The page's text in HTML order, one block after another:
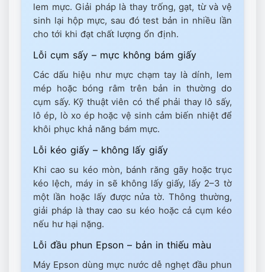
lem mực. Giải pháp là thay trống, gạt, từ và vệ
sinh lại hộp mực, sau đó test bản in nhiều lần
cho tới khi đạt chất lượng ổn định.
Lỗi cụm sấy – mực không bám giấy
Các dấu hiệu như mực chạm tay là dính, lem
mép hoặc bóng râm trên bản in thường do
cụm sấy. Kỹ thuật viên có thể phải thay lô sấy,
lô ép, lò xo ép hoặc vệ sinh cảm biến nhiệt để
khôi phục khả năng bám mực.
Lỗi kéo giấy – không lấy giấy
Khi cao su kéo mòn, bánh răng gãy hoặc trục
kéo lệch, máy in sẽ không lấy giấy, lấy 2–3 tờ
một lần hoặc lấy được nửa tờ. Thông thường,
giải pháp là thay cao su kéo hoặc cả cụm kéo
nếu hư hại nặng.
Lỗi đầu phun Epson – bản in thiếu màu
Máy Epson dùng mực nước dễ nghẹt đầu phun